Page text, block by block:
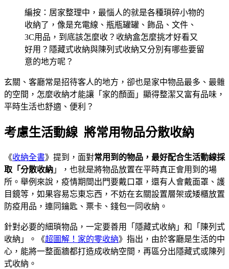
編按：居家整理中，最惱人的就是各種瑣碎小物的
收納了，像是充電線、瓶瓶罐罐、飾品、文件、
3C用品，到底該怎麼收？收納盒怎麼挑才好看又
好用？隱藏式收納與陳列式收納又分別有哪些要留
意的地方呢？
玄關、客廳常是招待客人的地方，卻也是家中物品最多、最雜
的空間，怎麼收納才能讓「家的顏面」顯得整潔又富有品味，
平時生活也舒適、便利？
考慮生活動線 將常用物品分散收納
《收納全書》提到，面對常用到的物品，最好配合生活動線採
取「分散收納 」，也就是將物品放置在平時真正會用到的場
所。舉例來說，疫情期間出門要戴口罩，還有人會戴面罩、護
目鏡等，如果容易忘東忘西，不妨在玄關設置層架或矮櫃放置
防疫用品，連同鑰匙、票卡、錢包一同收納。
針對必要的細瑣物品，一定要善用「隱藏式收納」和「陳列式
收納」。《超圖解！家的零收納》指出，由於客廳是生活的中
心，能將一整面牆都打造成收納空間，再區分出隱藏式或陳列
式收納。